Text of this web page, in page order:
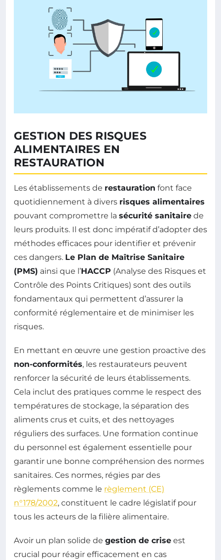
GESTION DES RISQUES
ALIMENTAIRES EN
RESTAURATION
Les établissements de restauration font face
quotidiennement à divers risques alimentaires
pouvant compromettre la sécurité sanitaire de
leurs produits. Il est donc impératif d’adopter des
méthodes efficaces pour identifier et prévenir
ces dangers. Le Plan de Maîtrise Sanitaire
(PMS) ainsi que l’HACCP (Analyse des Risques et
Contrôle des Points Critiques) sont des outils
fondamentaux qui permettent d’assurer la
conformité réglementaire et de minimiser les
risques.
En mettant en œuvre une gestion proactive des
non-conformités, les restaurateurs peuvent
renforcer la sécurité de leurs établissements.
Cela inclut des pratiques comme le respect des
températures de stockage, la séparation des
aliments crus et cuits, et des nettoyages
réguliers des surfaces. Une formation continue
du personnel est également essentielle pour
garantir une bonne compréhension des normes
sanitaires. Ces normes, régies par des
règlements comme le règlement (CE)
n°178/2002, constituent le cadre législatif pour
tous les acteurs de la filière alimentaire.
Avoir un plan solide de gestion de crise est
crucial pour réagir efficacement en cas